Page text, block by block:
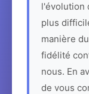
l'évolution
plus
manière
fidélité
nous. En
de vous